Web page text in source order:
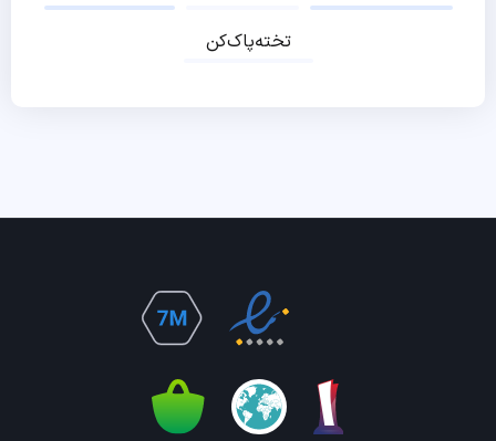
تخته‌پاک‌کن